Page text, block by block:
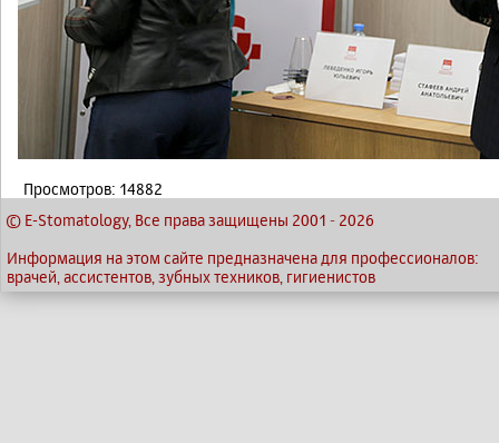
Просмотров: 14882
© E-Stomatology, Все права защищены 2001 - 2026
Информация на этом сайте предназначена для профессионалов:
врачей, ассистентов, зубных техников, гигиенистов